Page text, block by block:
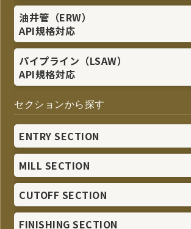
油井管（ERW）
API規格対応
パイプライン（LSAW）
API規格対応
セクションから探す
ENTRY SECTION
MILL SECTION
CUTOFF SECTION
FINISHING SECTION